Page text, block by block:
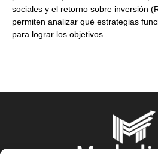
sociales y el retorno sobre inversión
permiten analizar qué estrategias
para lograr los objetivos.